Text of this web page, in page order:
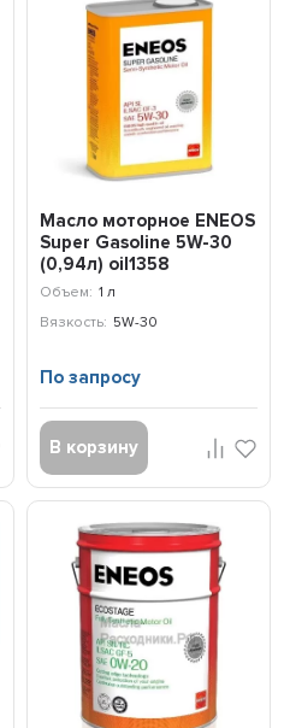
Масло моторное ENEOS
Super Gasoline 5W-30
(0,94л) oil1358
Объем: 1 л
Вязкость: 5W-30
По запросу
В корзину